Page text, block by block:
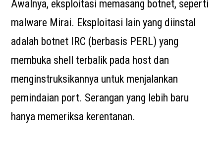
Awalnya, eksploitasi memasang botnet, seperti
malware Mirai. Eksploitasi lain yang diinstal
adalah botnet IRC (berbasis PERL) yang
membuka shell terbalik pada host dan
menginstruksikannya untuk menjalankan
pemindaian port. Serangan yang lebih baru
hanya memeriksa kerentanan.